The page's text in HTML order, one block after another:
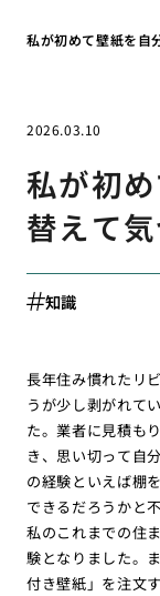
私が初めて壁紙を自
2026.03.10
私が初
替えて
知識
長年住み慣れたリ
うが少し剥がれて
た。業者に見積も
き、思い切って自
の経験といえば棚
できるだろうかと
私のこれまでの住
験となりました。
付き壁紙」を注文